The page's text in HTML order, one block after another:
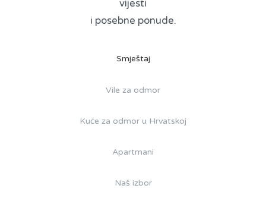
vijesti
i posebne ponude.
Smještaj
Vile za odmor
Kuće za odmor u Hrvatskoj
Apartmani
Naš izbor